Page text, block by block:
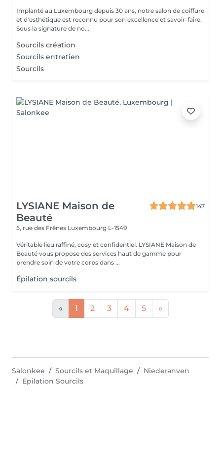
Implanté au Luxembourg depuis 30 ans, notre salon de coiffure
et d'esthétique est reconnu pour son excellence et savoir-faire.
Sous la signature de no...
Sourcils création
Sourcils entretien
Sourcils
LYSIANE Maison de
Beauté
147
5, rue des Frênes Luxembourg L-1549
Véritable lieu raffiné, cosy et confidentiel. LYSIANE Maison de
Beauté vous propose des services haut de gamme pour
prendre soin de votre corps dans ...
Épilation sourcils
« 1 2 3 4 5 »
Salonkee Sourcils et Maquillage
Niederanven
Epilation Sourcils